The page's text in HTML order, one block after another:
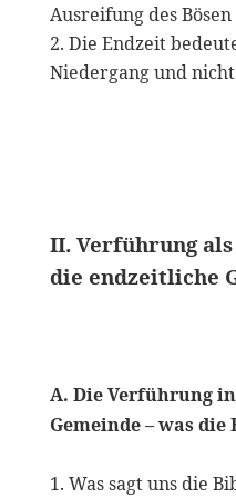
Ausreifung des Bösen
Die Endzeit
Niedergang und
II. Verführung
die endzeitliche
A. Die Verführung
Gemeinde – was
Was sagt uns die